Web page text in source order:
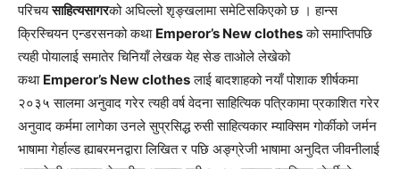
परिचयसाहित्यसागरको अघिल्लो शृङ्खलामा समेटिसकिएको छ । हान्स
क्रिस्चियन एन्डरसनको कथा Emperor’s New clothesको समाप्तिपछि
त्यही पोयालाई समातेर चिनियाँ लेखक येह सेङ ताओले लेखेको
कथा Emperor’s New clothesलाई बादशाहको नयाँ पोशाक शीर्षकमा
२०३५ सालमा अनुवाद गरेर त्यही वर्ष वेदना साहित्यिक पत्रिकामा प्रकाशित गरेर
अनुवाद कर्ममा लागेका उनले सुप्रसिद्ध रुसी साहित्यकार म्याक्सिम गोर्कीको जर्मन
भाषामा गेर्हाल्ड ह्याबरमनद्वारा लिखित र पछि अङ्ग्रेजी भाषामा अनुदित जीवनीलाई